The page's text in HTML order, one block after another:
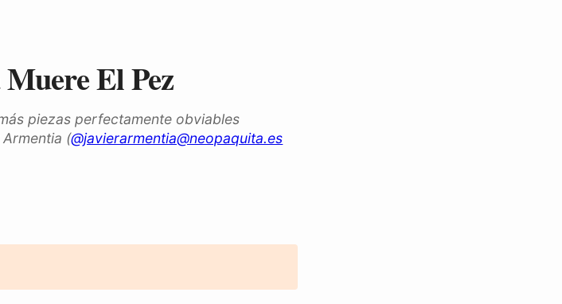
El Pez
piezas perfectamente obviables
(@javierarmentia@neopaquita.es